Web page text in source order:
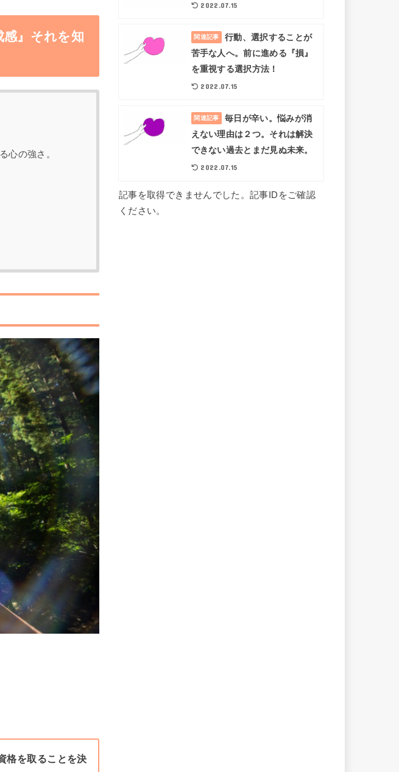
』それを知
心の強さ。
格を取ることを決
2022.07.15
関連記事
行動、選択することが
苦手な人へ。前に進める『損』
を重視する選択方法！
2022.07.15
関連記事
毎日が辛い。悩みが消
えない理由は２つ。それは解決
できない過去とまだ見ぬ未来。
2022.07.15
記事を取得できませんでした。記事IDをご確認
ください。